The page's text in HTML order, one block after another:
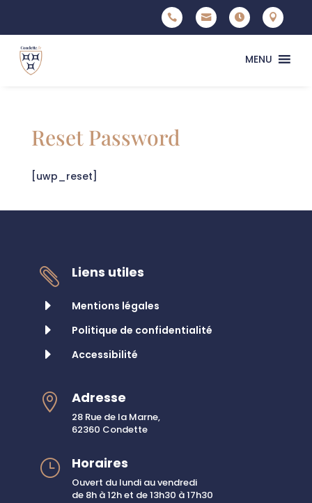




MENU
Reset Password
[uwp_reset]

Liens utiles
E
Mentions légales
E Politique de confidentialité
E Accessibilité
 Adresse
28 Rue de la Marne,
62360 Condette
} Horaires
Ouvert du lundi au vendredi
de 8h à 12h et de 13h30 à 17h30